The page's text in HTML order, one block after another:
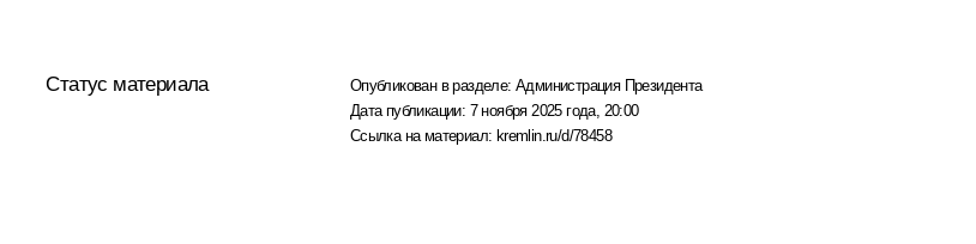
Статус материала Опубликован в разделе:Администрация Президента
Дата публикации: 7 ноября 2025 года, 20:00
Ссылка на материал: kremlin.ru/d/78458